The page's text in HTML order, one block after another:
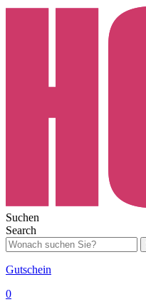
Suchen
Search
Gutschein
0